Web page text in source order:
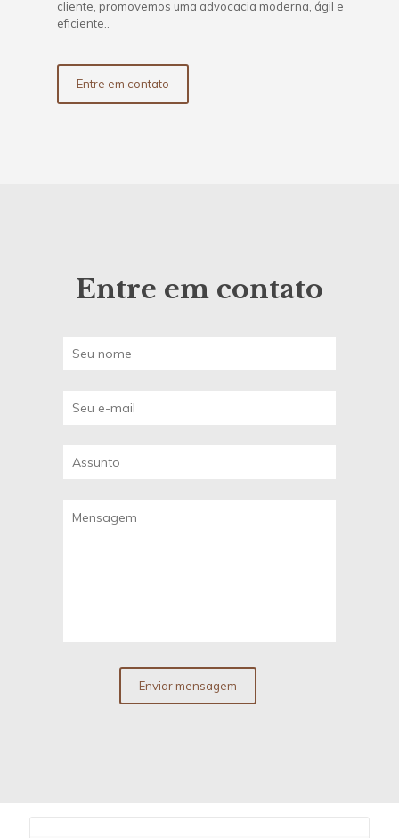
cliente, promovemos uma advocacia moderna, ágil e
eficiente..
Entre em contato
Entre em contato